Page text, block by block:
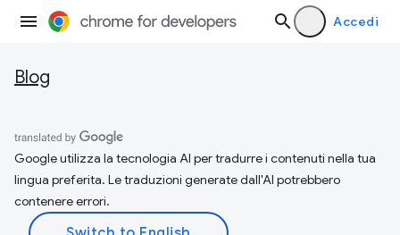
Accedi
Blog
Google utilizza la tecnologia AI per tradurre i contenuti nella tua
lingua preferita. Le traduzioni generate dall'AI potrebbero
contenere errori.